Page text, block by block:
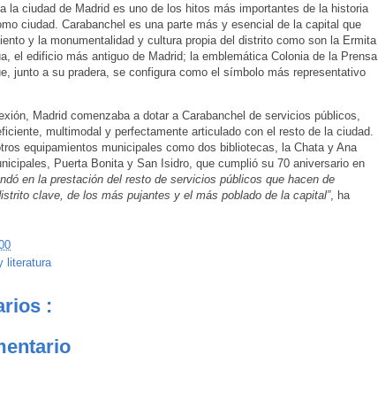
a la ciudad de Madrid es uno de los hitos más importantes de la historia
ciudad. Carabanchel es una parte más y esencial de la capital que
y la monumentalidad y cultura propia del distrito como son la Ermita
el edificio más antiguo de Madrid; la emblemática Colonia de la Prensa
junto a su pradera, se configura como el símbolo más representativo
Madrid comenzaba a dotar a Carabanchel de servicios públicos,
multimodal y perfectamente articulado con el resto de la ciudad.
equipamientos municipales como dos bibliotecas, la Chata y Ana
Puerta Bonita y San Isidro, que cumplió su 70 aniversario en
en la prestación del resto de servicios públicos que hacen de
clave, de los más pujantes y el más poblado de la capital”, ha
literatura
: